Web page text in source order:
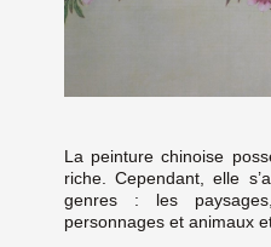
La peinture chinoise
riche. Cependant, elle
genres : les
personnages et animaux